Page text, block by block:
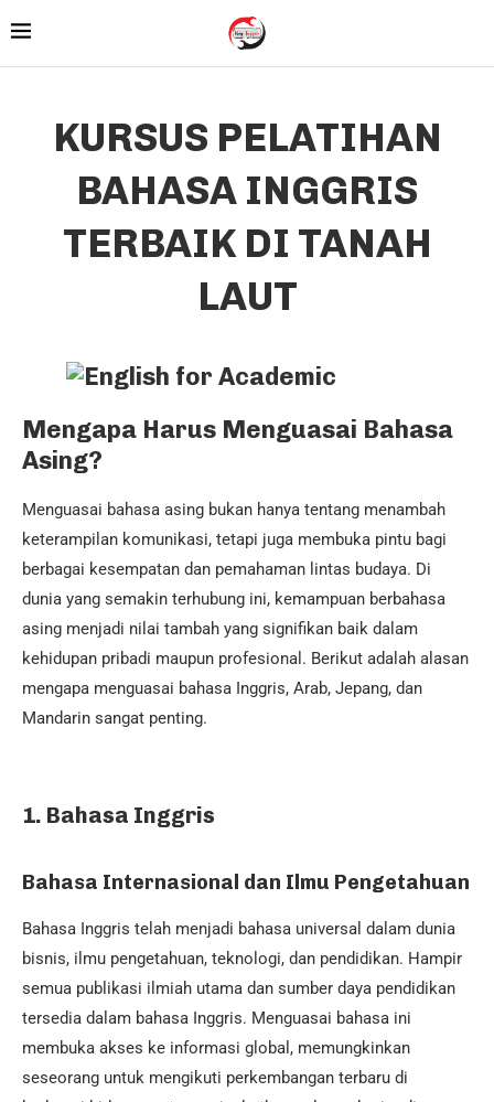
KURSUS PELATIHAN
BAHASA INGGRIS
TERBAIK DI TANAH
LAUT
Mengapa Harus Menguasai Bahasa
Asing?
Menguasai bahasa asing bukan hanya tentang menambah
keterampilan komunikasi, tetapi juga membuka pintu bagi
berbagai kesempatan dan pemahaman lintas budaya. Di
dunia yang semakin terhubung ini, kemampuan berbahasa
asing menjadi nilai tambah yang signifikan baik dalam
kehidupan pribadi maupun profesional. Berikut adalah alasan
mengapa menguasai bahasa Inggris, Arab, Jepang, dan
Mandarin sangat penting.
1. Bahasa Inggris
Bahasa Internasional dan Ilmu Pengetahuan
Bahasa Inggris telah menjadi bahasa universal dalam dunia
bisnis, ilmu pengetahuan, teknologi, dan pendidikan. Hampir
semua publikasi ilmiah utama dan sumber daya pendidikan
tersedia dalam bahasa Inggris. Menguasai bahasa ini
membuka akses ke informasi global, memungkinkan
seseorang untuk mengikuti perkembangan terbaru di